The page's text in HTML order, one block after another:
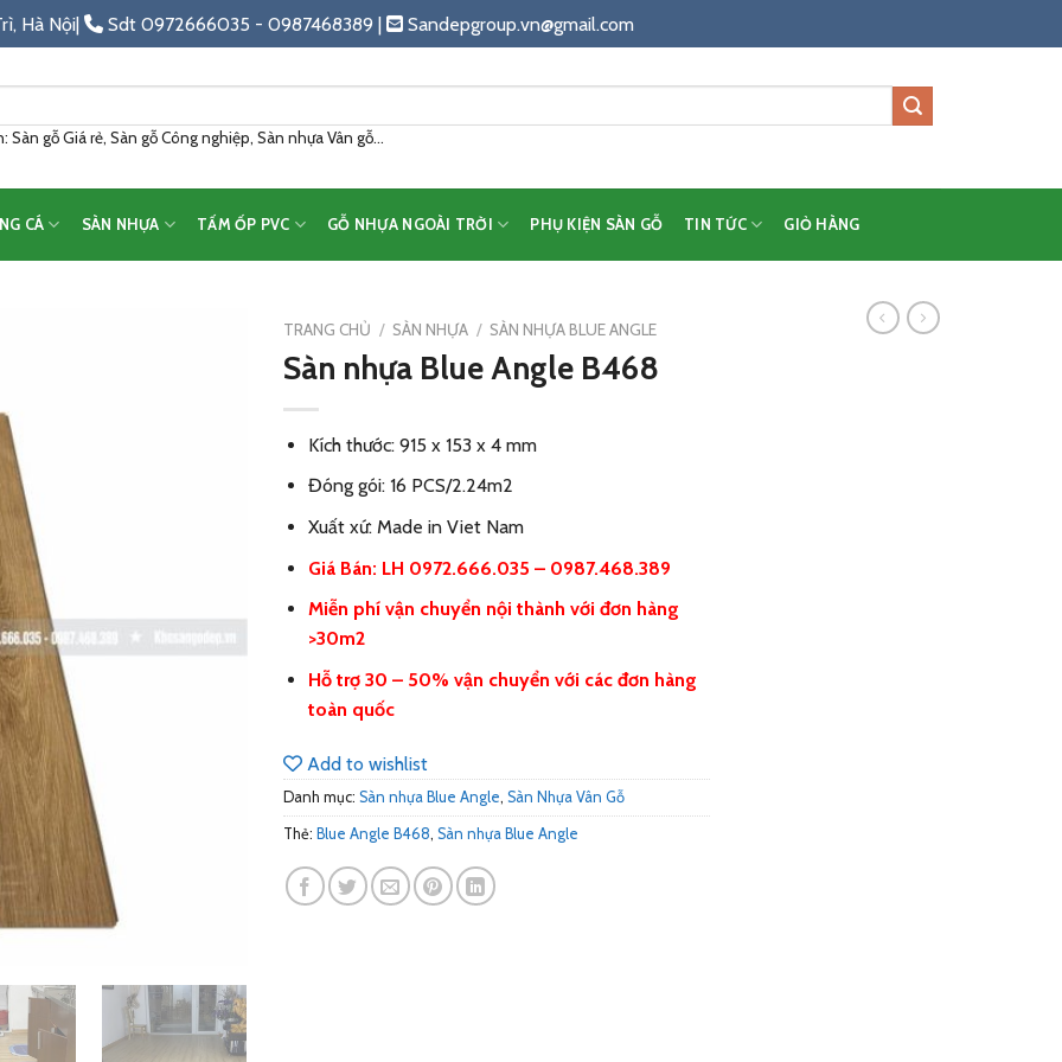
Hà Nội| Sdt 0972666035 - 0987468389 | Sandepgroup.vn@gmail.com
Sàn gỗ Giá rẻ, Sàn gỗ Công nghiệp, Sàn nhựa Vân gỗ...
CÁ SÀN NHỰA TẤM ỐP PVC GỖ NHỰA NGOÀI TRỜI PHỤ KIỆN SÀN GỖ TIN TỨC GIỎ HÀNG
TRANG CHỦ / SÀN NHỰA / SÀN NHỰA BLUE ANGLE
Sàn nhựa Blue Angle B468
Kích thước: 915 x 153 x 4 mm
Đóng gói: 16 PCS/2.24m2
Xuất xứ: Made in Viet Nam
Giá Bán: LH 0972.666.035 – 0987.468.389
Miễn phí vận chuyển nội thành với đơn hàng
>30m2
Hỗ trợ 30 – 50% vận chuyển với các đơn hàng
toàn quốc
Add to wishlist
Danh mục: Sàn nhựa Blue Angle, Sàn Nhựa Vân Gỗ
Thẻ: Blue Angle B468, Sàn nhựa Blue Angle